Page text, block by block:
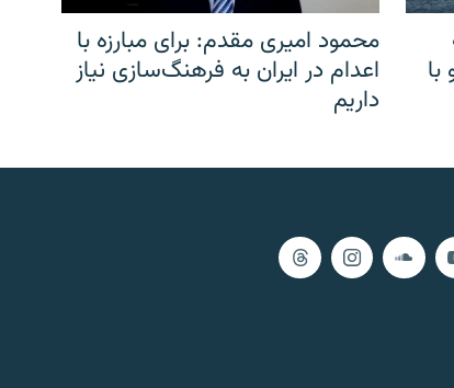
محمود امیری مقدم: برای مبارزه با
اعدام در ایران به فرهنگ‌سازی نیاز
داریم